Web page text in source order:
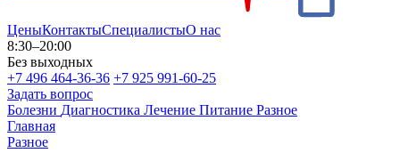
ЦеныКонтактыСпециалистыО нас
8:30–20:00
Без выходных
+7 496 464-36-36 +7 925 991-60-25
Задать вопрос
Болезни Диагностика Лечение Питание Разное
Главная
Разное